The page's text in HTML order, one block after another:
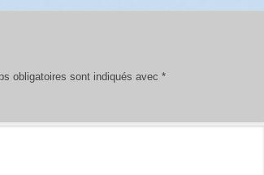
obligatoires sont indiqués avec *